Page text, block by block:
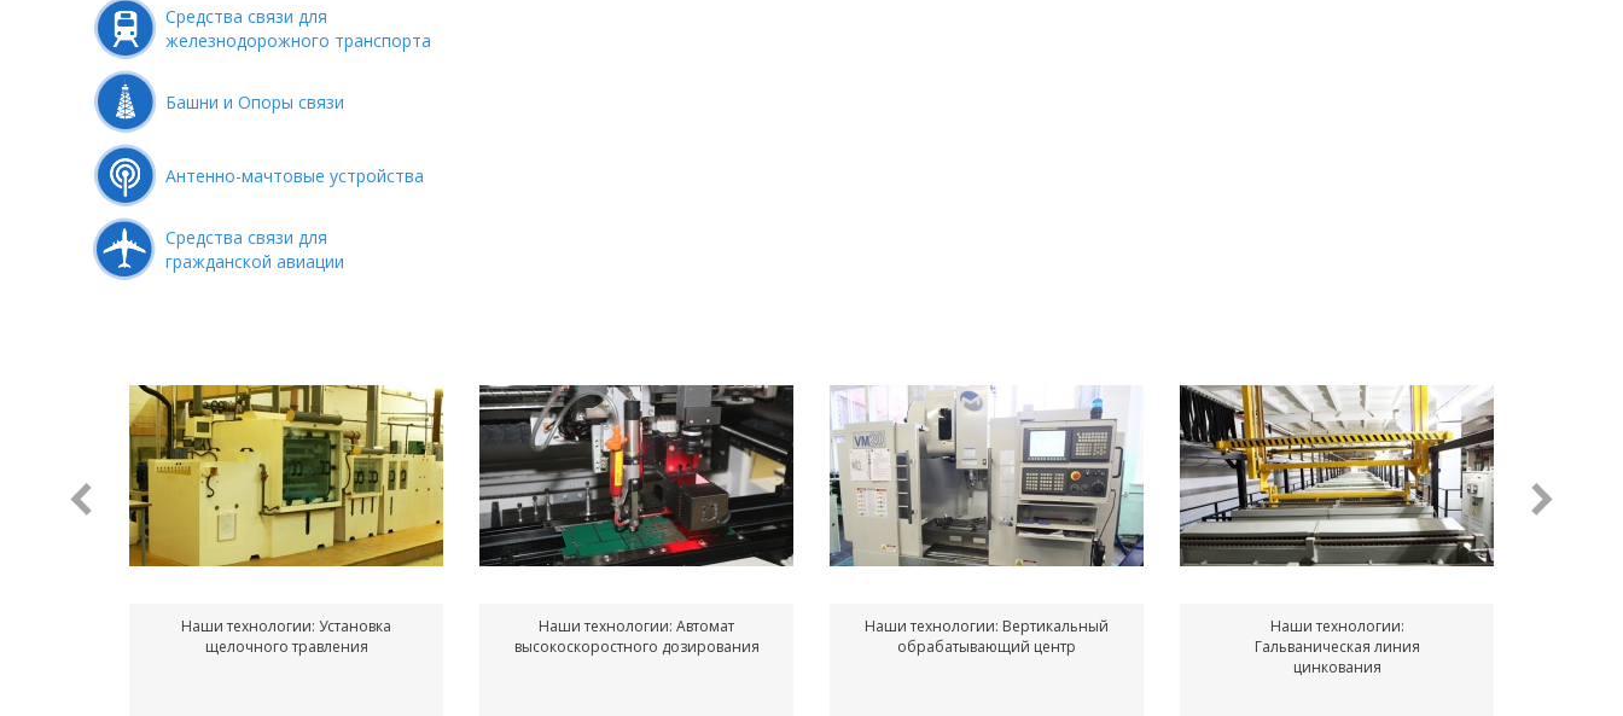
Средства связи для
железнодорожного транспорта
Башни и Опоры связи
Антенно-мачтовые устройства
Средства связи для
гражданской авиации
Наши технологии: Установка
щелочного травления
Наши технологии: Автомат
высокоскоростного дозирования
Наши технологии: Вертикальный
обрабатывающий центр
Наши технологии:
Гальваническая линия
цинкования